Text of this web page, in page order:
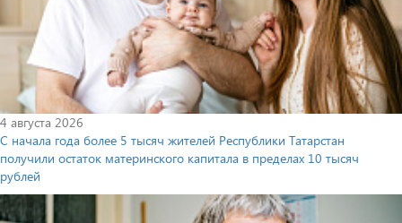
4 августа 2026
С начала года более 5 тысяч жителей Республики Татарстан
получили остаток материнского капитала в пределах 10 тысяч
рублей